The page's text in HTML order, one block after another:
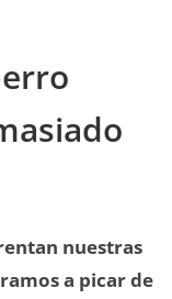
nuestras
a picar de